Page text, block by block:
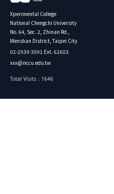
Xperimental College
National Chengchi University
No. 64, Sec. 2, Zhinan Rd.,
Wenshan District, Taipei City
02-2939-3091 Ext. 62603
xxx@nccu.edu.tw
Total Visits：1646